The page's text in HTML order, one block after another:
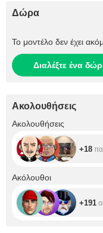
Δώρα
Το μοντέλο δεν έχει
Διαλέξτε ένα
Ακολουθήσεις
Ακολουθήσεις
+18
Ακόλουθοι
+191